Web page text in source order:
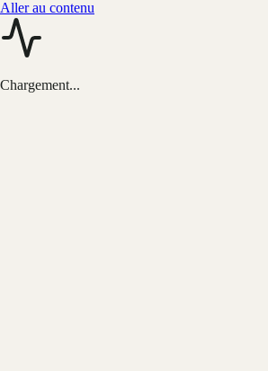
Aller au contenu
Chargement...